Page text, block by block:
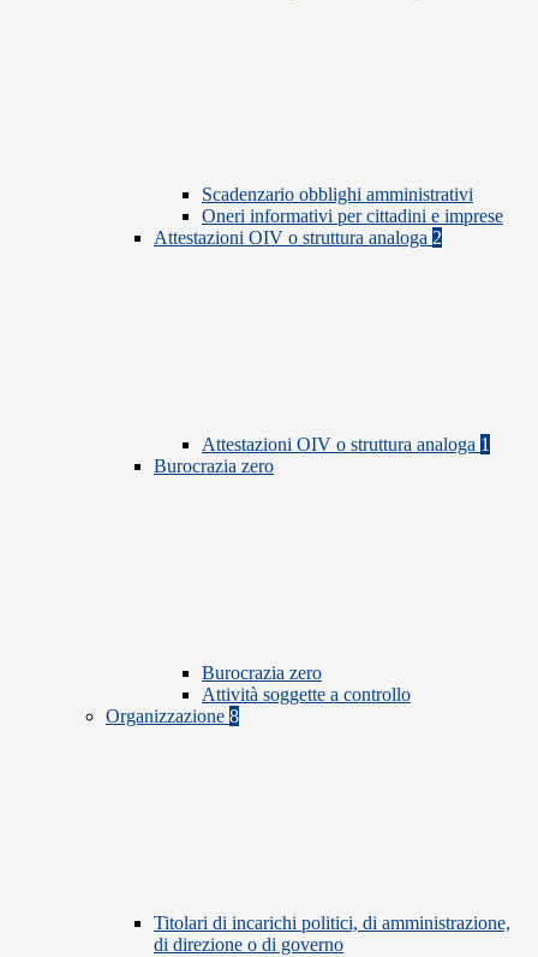
Scadenzario obblighi amministrativi
Oneri informativi per cittadini e imprese
Attestazioni OIV o struttura analoga 2
Attestazioni OIV o struttura analoga 1
Burocrazia zero
Burocrazia zero
Attività soggette a controllo
Organizzazione 8
Titolari di incarichi politici, di amministrazione,
di direzione o di governo